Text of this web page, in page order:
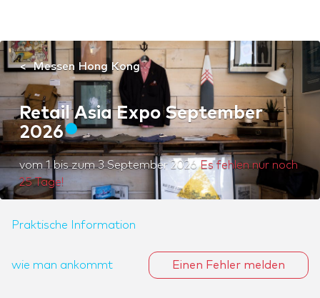
Messen Hong Kong
Retail Asia Expo September
2026
vom1bis zum3 September 2026 Es fehlen nur noch
25 Tage!
Praktische Information
wie man ankommt Einen Fehler melden